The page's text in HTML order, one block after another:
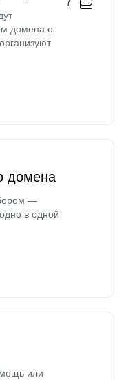
домена о
домена
—
в одной
или